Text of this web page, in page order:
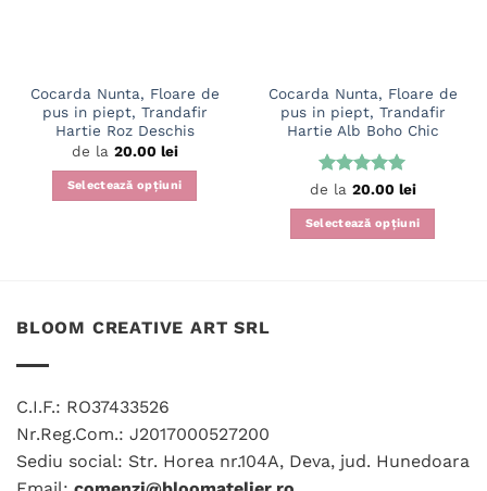
Cocarda Nunta, Floare de
pus in piept, Trandafir
Hartie Roz Deschis
de la 20.00 lei
Selectează opțiuni
variații.
alese
în
pagina
produsului.
Cocarda Nunta, Floare de
pus in piept, Trandafir
Hartie Alb Boho Chic
Evaluat la
5din 5
de la 20.00 lei
Selectează opțiuni
alese
BLOOM CREATIVE ART SRL
C.I.F.: RO37433526
Nr.Reg.Com.: J2017000527200
Sediu social: Str. Horea nr.104A, Deva, jud. Hunedoara